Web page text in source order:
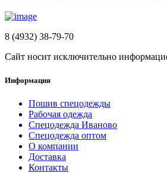
8 (4932) 38-79-70
Сайт носит исключительно
Информация
Пошив спецодежды
Рабочая одежда
Спецодежда Иваново
Спецодежда оптом
О компании
Доставка
Контакты